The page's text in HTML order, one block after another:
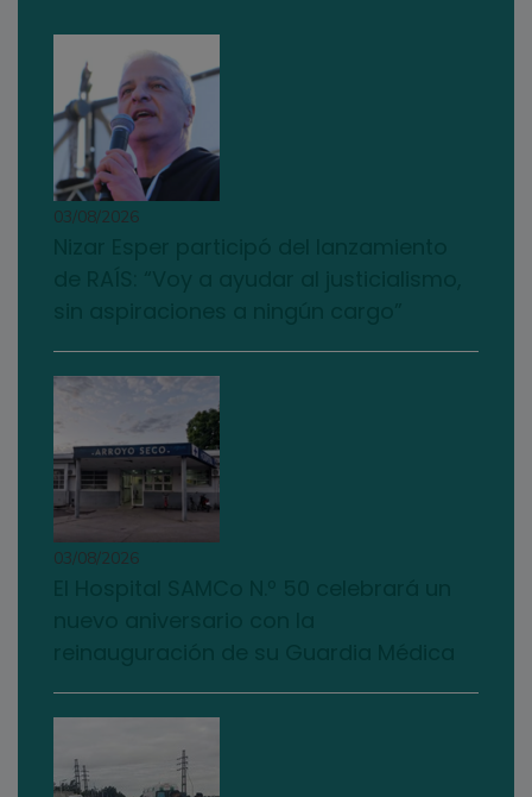
03/08/2026
03/08/2026